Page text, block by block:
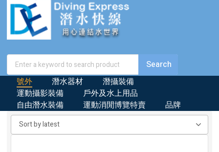
號外 潛水器材
潛攝裝備
運動攝影裝備
戶外及水上用品
自由潛水裝備
運動消閒博覽特賣 品牌